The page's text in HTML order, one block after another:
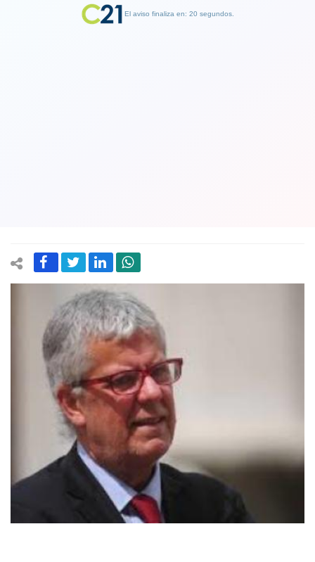
El aviso finaliza en: 19 segundos.